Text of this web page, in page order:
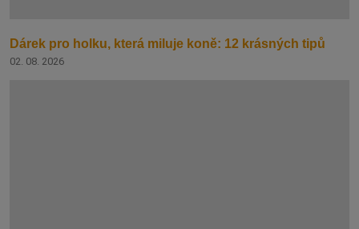
Dárek pro holku, která miluje koně: 12 krásných tipů
02. 08. 2026